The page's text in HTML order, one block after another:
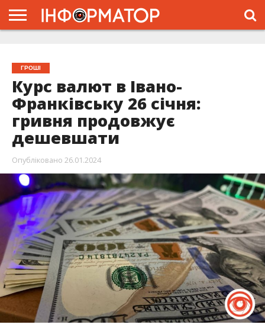
ГРОШІ
Курс валют в Івано-
Франківську 26 січня:
гривня продовжує
дешевшати
Опубліковано 26.01.2024